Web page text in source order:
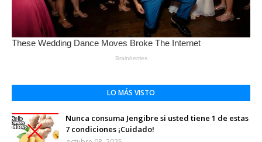
LO MÁS VISTO
Nunca consuma Jengibre si usted tiene 1 de estas
7 condiciones ¡Cuidado!